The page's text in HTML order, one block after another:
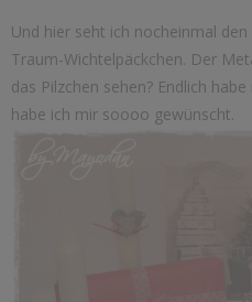
Und hier seht ich nocheinmal
Traum-Wichtelpäckchen. Der
das Pilzchen sehen? Endlich
habe ich mir soooo gewünscht.